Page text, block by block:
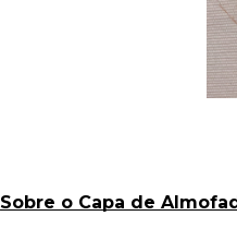
Sobre o Capa de